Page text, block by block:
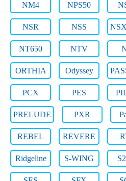
NM4 NPS50
NSR NSS
NT650 NTV
ORTHIA Odyssey
PCX PES
PRELUDE PXR
REBEL REVERE
Ridgeline S-WING